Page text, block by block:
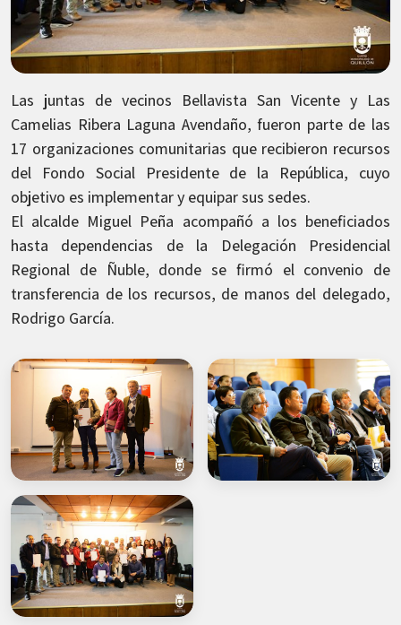
Las juntas de vecinos Bellavista San Vicente y Las
Camelias Ribera Laguna Avendaño, fueron parte de las
17 organizaciones comunitarias que recibieron recursos
del Fondo Social Presidente de la República, cuyo
objetivo es implementar y equipar sus sedes.
El alcalde Miguel Peña acompañó a los beneficiados
hasta dependencias de la Delegación Presidencial
Regional de Ñuble, donde se firmó el convenio de
transferencia de los recursos, de manos del delegado,
Rodrigo García.